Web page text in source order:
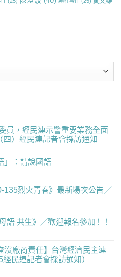
員，經民連示警重要業務全面
四）經民連記者會採訪通知
」：請說國語
135烈火青春》最新場次公告／
語 共生》／歡迎報名參加！！
沒廠商責任】台灣經濟民主連
民連記者會採訪通知）